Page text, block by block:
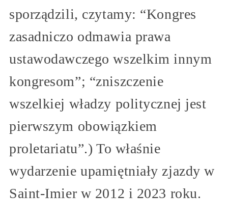
sporządzili, czytamy: “Kongres
zasadniczo odmawia prawa
ustawodawczego wszelkim innym
kongresom”; “zniszczenie
wszelkiej władzy politycznej jest
pierwszym obowiązkiem
proletariatu”.) To właśnie
wydarzenie upamiętniały zjazdy w
Saint-Imier w 2012 i 2023 roku.